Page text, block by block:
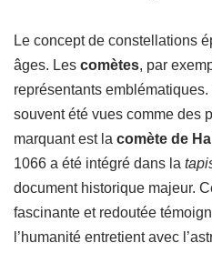
Le concept de constellations
âges. Les comètes, par
représentants
souvent été vues comme des
marquant est la comète de
1066 a été intégré dans la
document historique majeur.
fascinante et redoutée
l’humanité entretient avec